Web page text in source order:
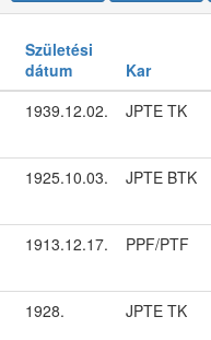
Születési
dátum
Kar
1939.12.02. JPTE TK
1925.10.03. JPTE BTK
1913.12.17. PPF/PTF
1928. JPTE TK